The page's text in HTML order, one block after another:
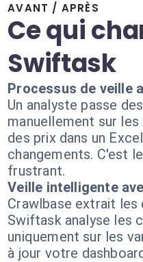
AVANT / APRÈS
Ce qui
Swiftask
Processus de veille
Un analyste passe
manuellement sur
des prix dans un
changements. C'est
frustrant.
Veille intelligente
Crawlbase extrait les
Swiftask analyse les
uniquement sur les
à jour votre